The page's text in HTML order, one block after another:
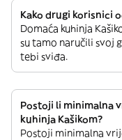
Kako drugi korisnici
Domaća kuhinja
su tamo naručili svoj
tebi sviđa.
Postoji li minimalna
kuhinja Kašikom?
Postoji minimalna